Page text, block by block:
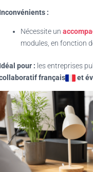
:
Nécessite un
modules, en fonction
pour : les entreprises
français
et